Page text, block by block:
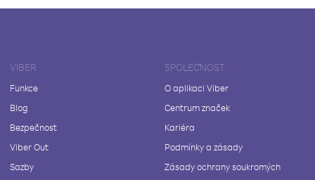
VIBER
Funkce
Blog
Bezpečnost
Viber Out
Sazby
SPOLEČNOST
O aplikaci Viber
Centrum značek
Kariéra
Podmínky a zásady
Zásady ochrany soukromých